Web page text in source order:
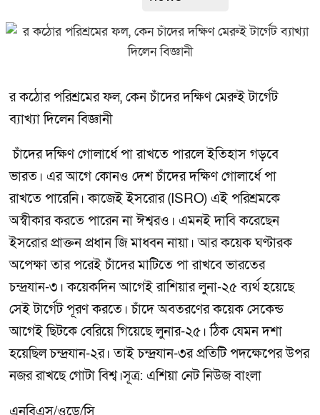
র কঠোর পরিশ্রমের ফল, কেন চাঁদের দক্ষিণ মেরুই টার্গেট
ব্যাখ্যা দিলেন বিজ্ঞানী
চাঁদের দক্ষিণ গোলার্ধে পা রাখতে পারলে ইতিহাস গড়বে
ভারত। এর আগে কোনও দেশ চাঁদের দক্ষিণ গোলার্ধে পা
রাখতে পারেনি। কাজেই ইসরোর (ISRO) এই পরিশ্রমকে
অস্বীকার করতে পারেন না ঈশ্বরও। এমনই দাবি করেছেন
ইসরোর প্রাক্তন প্রধান জি মাধবন নায়া। আর কয়েক ঘণ্টারক
অপেক্ষা তার পরেই চাঁদের মাটিতে পা রাখবে ভারতের
চন্দ্রযান-৩। কয়েকদিন আগেই রাশিয়ার লুনা-২৫ ব্যর্থ হয়েছে
সেই টার্গেট পূরণ করতে। চাঁদে অবতরণের কয়েক সেকেন্ড
আগেই ছিটকে বেরিয়ে গিয়েছে লুনার-২৫। ঠিক যেমন দশা
হয়েছিল চন্দ্রযান-২র। তাই চন্দ্রযান-৩র প্রতিটি পদক্ষেপের উপর
নজর রাখছে গোটা বিশ্ব।সূত্র: এশিয়া নেট নিউজ বাংলা